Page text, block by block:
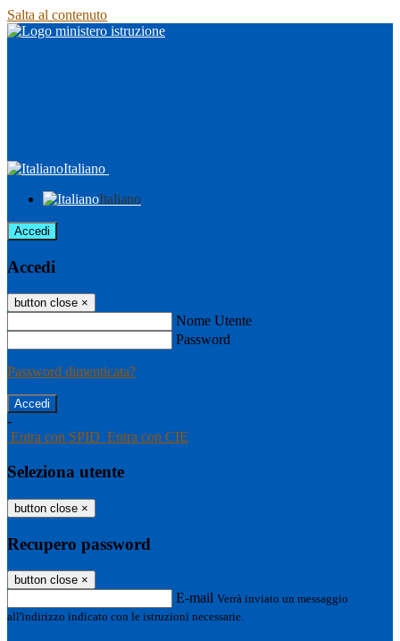
Salta al contenuto
Italiano
Italiano
Accedi
Accedi
button close ×
Nome Utente
Password
Password dimenticata?
-
Entra con SPID Entra con CIE
Seleziona utente
button close ×
Recupero password
button close ×
E-mail Verrà inviato un messaggio
all'indirizzo indicato con le istruzioni necessarie.